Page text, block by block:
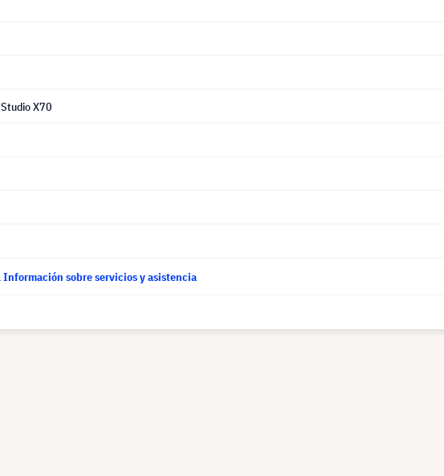
X70
Información sobre servicios y asistencia